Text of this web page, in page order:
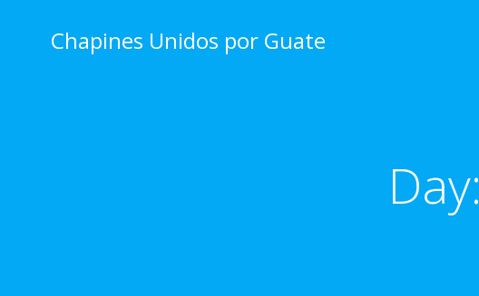
Chapines Unidos por Guate
Day: